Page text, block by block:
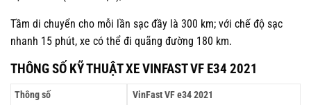
Tầm di chuyển cho mỗi lần sạc đầy là 300 km; với chế độ sạc
nhanh 15 phút, xe có thể đi quãng đường 180 km.
THÔNG SỐ KỸ THUẬT XE VINFAST VF E34 2021
Thông số VinFast VF e34 2021